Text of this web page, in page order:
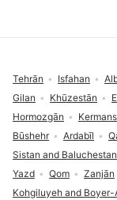
Tehrān Isfahan
Gilan
Khūzestān
Hormozgān
Būshehr
Ardabīl
Sistan and Baluchestan
Yazd
Qom Zanjān
Kohgiluyeh and Boyer-